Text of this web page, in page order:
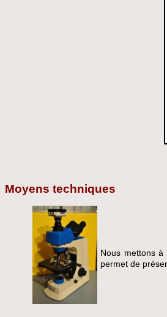
Moyens techniques
Nous mettons
permet de